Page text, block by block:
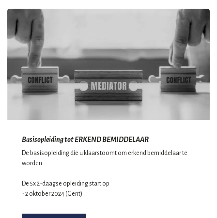
Basisopleiding tot ERKEND BEMIDDELAAR
De basisopleiding die u klaarstoomt om erkend bemiddelaar te
worden.
De 5x 2-daagse opleiding start op
- 2 oktober 2024 (Gent)